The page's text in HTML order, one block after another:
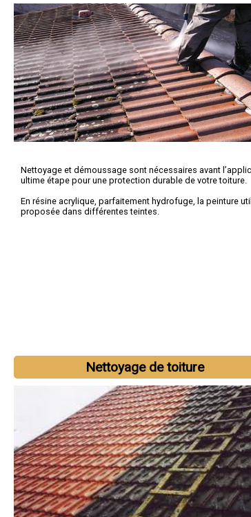
Nettoyage et démoussage sont nécessaires avant
ultime étape pour une protection durable de votre toiture.
En résine acrylique, parfaitement hydrofuge, la peinture
proposée dans différentes teintes.
Nettoyage de toiture